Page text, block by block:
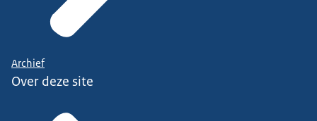
Archief
Over deze site